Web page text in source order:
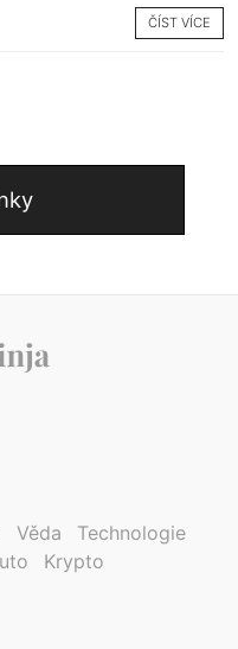
ČÍST VÍCE
Věda
Technologie
Krypto